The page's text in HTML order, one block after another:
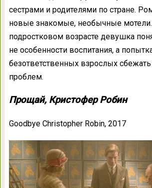
сестрами и родителями по стране.
новые знакомые, необычные
подростковом возрасте девушка
не особенности воспитания, а
безответственных взрослых
проблем.
Прощай, Кристофер Робин
Goodbye Christopher Robin, 2017